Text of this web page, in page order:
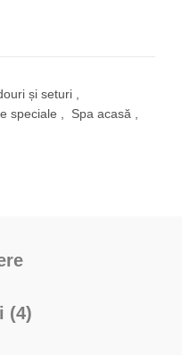
și seturi ,
speciale , Spa acasă ,
(4)